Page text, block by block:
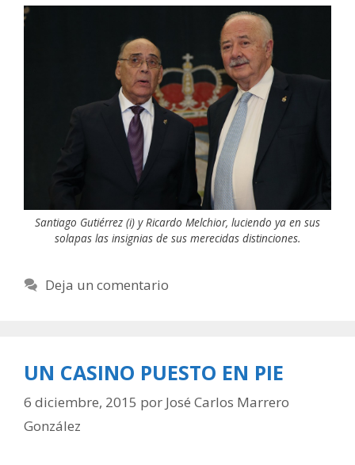
Santiago Gutiérrez (i) y Ricardo Melchior, luciendo ya en sus
solapas las insignias de sus merecidas distinciones.
Deja un comentario
UN CASINO PUESTO EN PIE
6 diciembre, 2015 por José Carlos Marrero
González